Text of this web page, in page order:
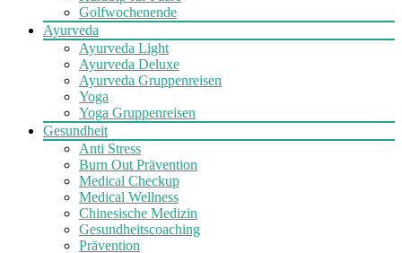
Golfwochenende
Ayurveda
Ayurveda Light
Ayurveda Deluxe
Ayurveda Gruppenreisen
Yoga
Yoga Gruppenreisen
Gesundheit
Anti Stress
Burn Out Prävention
Medical Checkup
Medical Wellness
Chinesische Medizin
Gesundheitscoaching
Prävention